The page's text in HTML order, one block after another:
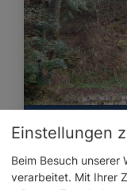
Sagenhafter
Geschichten!
Alerheim
Einstellungen
Beim Besuch unserer
verarbeitet. Mit Ihrer